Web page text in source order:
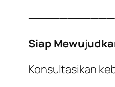
Siap
Konsultasikan